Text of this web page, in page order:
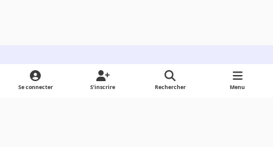
Light ModeDark ModeSystem Preference
Se connecter S’inscrire Rechercher Menu